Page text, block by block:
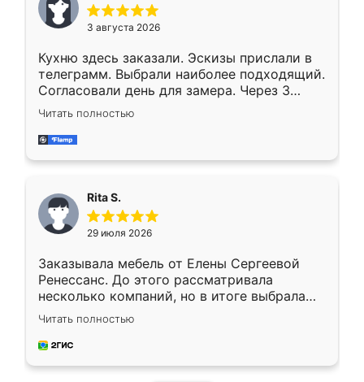
3 августа 2026
Кухню здесь заказали. Эскизы прислали в
телеграмм. Выбрали наиболее подходящий.
Согласовали день для замера. Через 3
недели кухня была уже готова. Остались
довольны работой. Спасибо Ренессанс
мебель за качественную работу!
Читать полностью
Rita S.
29 июля 2026
Заказывала мебель от Елены Сергеевой
Ренессанс. До этого рассматривала
несколько компаний, но в итоге выбрала
эту. Сначала обговорили условия, потом
приехал замерщик, всё спокойно объяснил
и снял размеры. Изготовили в срок, с
Читать полностью